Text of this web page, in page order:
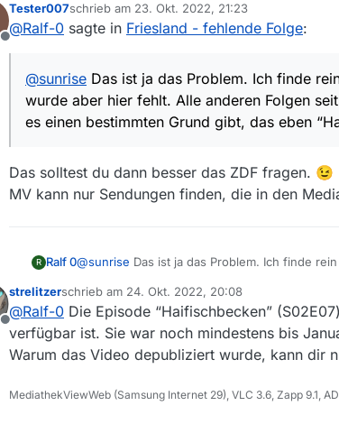
das eben “Haifischbecken” nicht in der
Offline
Tester007schrieb am 23. Okt. 2022, 21:23
zuletzt editiert von
@Ralf-0 sagte in Friesland - fehlende Folge:
@sunrise Das ist ja das Problem. Ich finde
wurde aber hier fehlt. Alle anderen Folgen
es einen bestimmten Grund gibt, das eben
Das solltest du dann besser das ZDF fragen. 😉
MV kann nur Sendungen finden, die in den
R Ralf 0@sunrise Das ist ja das Problem. Ich finde
das eben “Haifischbecken” nicht in der
Offline
strelitzerschrieb am 24. Okt. 2022, 20:08
zuletzt editiert von
@Ralf-0 Die Episode “Haifischbecken”
verfügbar ist. Sie war noch mindestens bis
Warum das Video depubliziert wurde, kann dir
MediathekViewWeb (Samsung Internet 29), VLC 3.6, Zapp 9.1,